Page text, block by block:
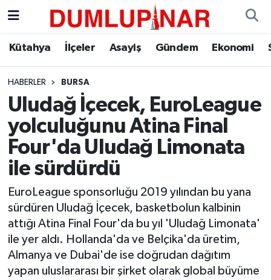
Kütahya İlçeler Asayiş Gündem Ekonomi
HABERLER BURSA
Uludağ İçecek, EuroLeague
yolculuğunu Atina Final
Four'da Uludağ Limonata
ile sürdürdü
EuroLeague sponsorluğu 2019 yılından bu yana
sürdüren Uludağ İçecek, basketbolun kalbinin
attığı Atina Final Four'da bu yıl 'Uludağ Limonata'
ile yer aldı. Hollanda'da ve Belçika'da üretim,
Almanya ve Dubai'de ise doğrudan dağıtım
yapan uluslararası bir şirket olarak global büyüme
Asayiş
Diğer
Dünya
Eğitim
Ekonomi
Eleman
Emlak
Gündem
Kütahya Hava Durumu
Kütahya Trafik Yoğunluk Haritası
Süper Lig Puan Durumu ve Fikstür
Tüm Manşetler
Son Dakika Haberleri
Haber Arşivi